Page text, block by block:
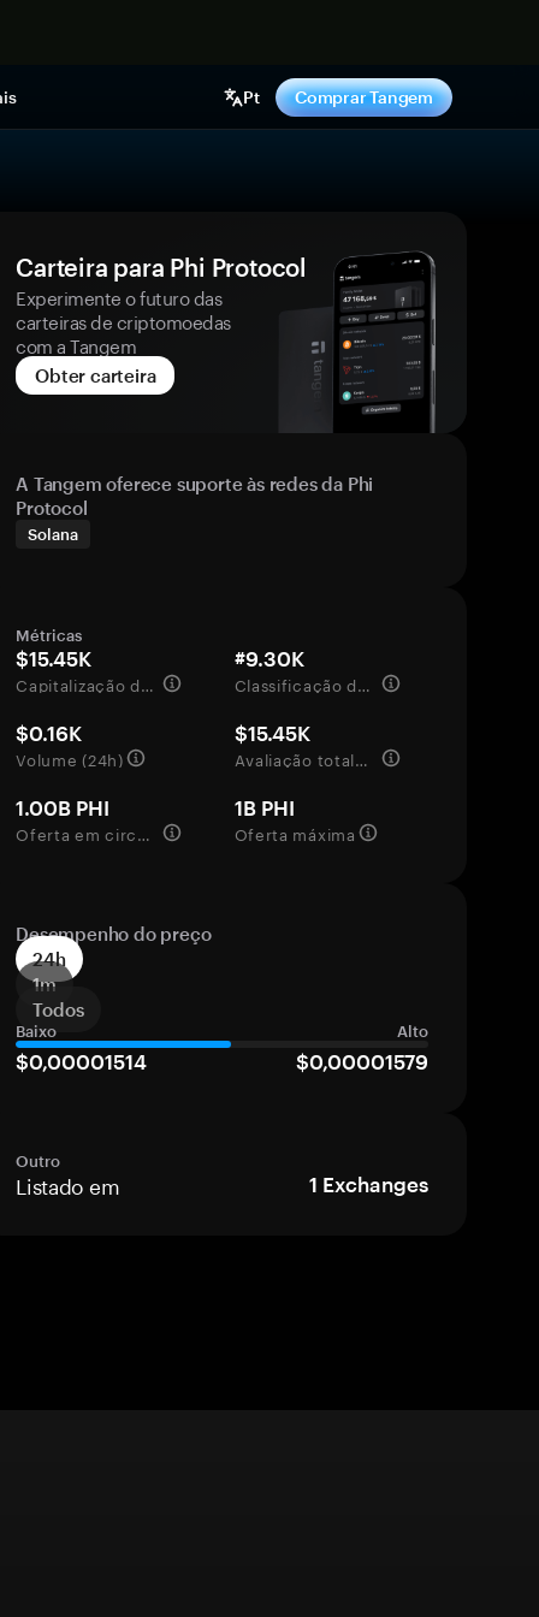
Pt Comprar Tangem
Carteira para Phi Protocol
Experimente o futuro das
carteiras de criptomoedas
com a Tangem
Obter carteira
A Tangem oferece suporte às redes da Phi
Protocol
Solana
Métricas
$15.45K
Capitalização de mercado
#9.30K
Classificação de mercado
$0.16K
Volume (24h)
$15.45K
Avaliação totalmente diluída
1.00B PHI
Oferta em circulação
1B PHI
Oferta máxima
Desempenho do preço
24h
1m
Todos
Baixo Alto
$0,00001514 $0,00001579
Outro
Listado em 1 Exchanges